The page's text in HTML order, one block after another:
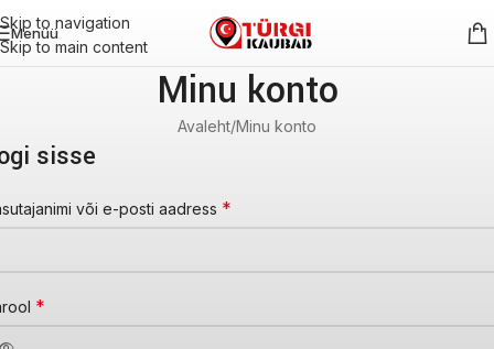
Skip to navigation
Skip to main content
Menüü
Minu konto
Avaleht Minu konto
sisse
või e-posti aadress *
*